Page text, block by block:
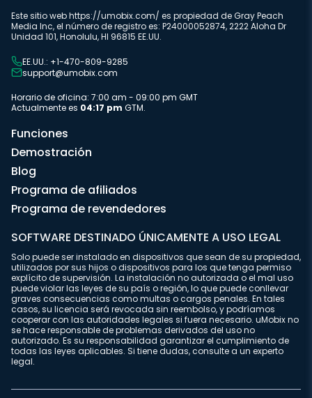
Este sitio web https://umobix.com/ es propiedad de Gray Peach
Media Inc, el número de registro es: P24000052874, 2222 Aloha Dr
Unidad 101, Honolulu, HI 96815 EE.UU.
EE.UU.: +1-470-809-9285
support@umobix.com
Horario de oficina: 7:00 am - 09:00 pm GMT
Actualmente es 04:17 pm GTM.
Funciones
Demostración
Blog
Programa de afiliados
Programa de revendedores
SOFTWARE DESTINADO ÚNICAMENTE A USO LEGAL
Solo puede ser instalado en dispositivos que sean de su propiedad,
utilizados por sus hijos o dispositivos para los que tenga permiso
explícito de supervisión. La instalación no autorizada o el mal uso
puede violar las leyes de su país o región, lo que puede conllevar
graves consecuencias como multas o cargos penales. En tales
casos, su licencia será revocada sin reembolso, y podríamos
cooperar con las autoridades legales si fuera necesario. uMobix no
se hace responsable de problemas derivados del uso no
autorizado. Es su responsabilidad garantizar el cumplimiento de
todas las leyes aplicables. Si tiene dudas, consulte a un experto
legal.